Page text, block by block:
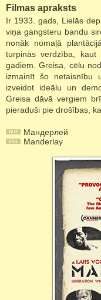
Filmas apraksts
Ir 1933. gads, Lielās
viņa gangsteru bandu
nonāk nomaļā
turpinās verdzība,
gadiem. Greisa, cēlu
izmainīt šo netaisnību
izveidot ideālu un
Greisa dāvā vergiem
pieraduši pie drošības,
Мандерлей
Manderlay